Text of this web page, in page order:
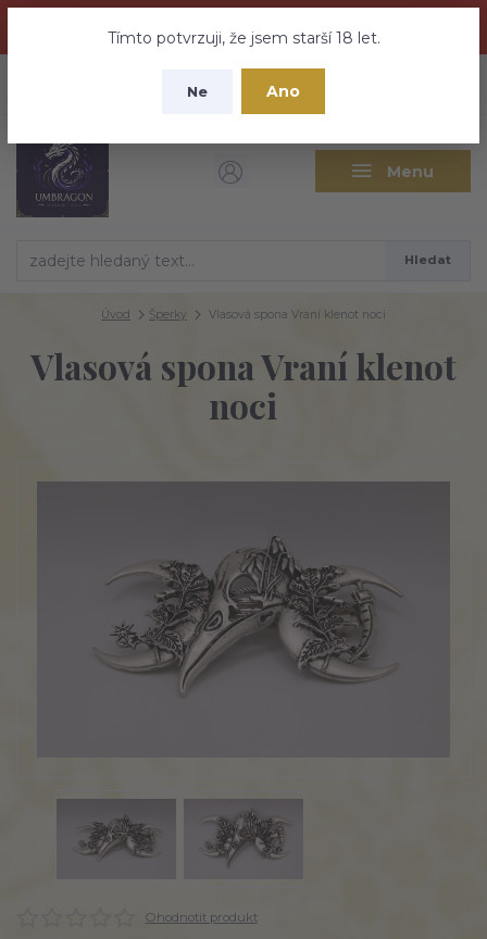
nebuďte vyděšeni zde najdete vše a ještě mnohem víc
Tímto potvrzuji, že jsem starší 18 let.
Ne Ano
Menu
CZK
Hledat
Úvod Šperky Vlasová spona Vraní klenot noci
Vlasová spona Vraní klenot
noci
Ohodnotit produkt